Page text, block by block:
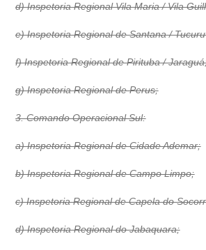
d) Inspetoria Regional Vila Maria / Vila
e) Inspetoria Regional de Santana /
f) Inspetoria Regional de Pirituba /
g) Inspetoria Regional de Perus;
3. Comando Operacional Sul:
a) Inspetoria Regional de Cidade Ademar;
b) Inspetoria Regional de Campo Limpo;
c) Inspetoria Regional de Capela do
d) Inspetoria Regional do Jabaquara;